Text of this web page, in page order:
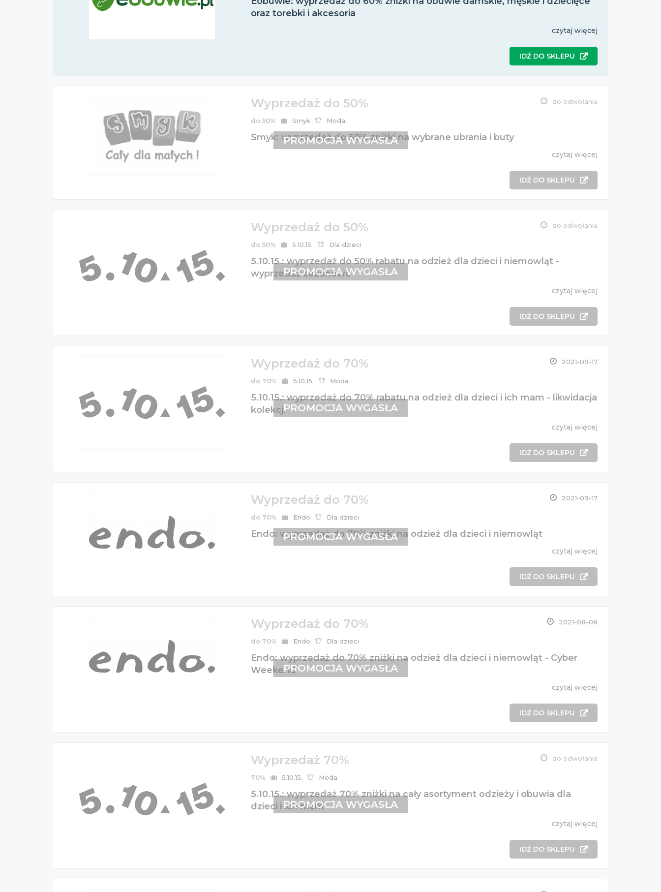
oraz torebki i akcesoria
czytaj więcej
IDŹ DO SKLEPU
Wyprzedaż do 50% do odwołania
do 50% Smyk Moda
Smyk: wyprzedaż do 50% zniżki na wybrane ubrania i buty
czytaj więcej
IDŹ DO SKLEPU
PROMOCJA WYGASŁA
Wyprzedaż do 50% do odwołania
do 50% 5.10.15. Dla dzieci
5.10.15.: wyprzedaż do 50% rabatu na odzież dla dzieci i niemowląt -
wyprzedaż sezonowa
czytaj więcej
IDŹ DO SKLEPU
PROMOCJA WYGASŁA
Wyprzedaż do 70% 2021-09-17
do 70% 5.10.15. Moda
5.10.15.: wyprzedaż do 70% rabatu na odzież dla dzieci i ich mam - likwidacja
kolekcji
czytaj więcej
IDŹ DO SKLEPU
PROMOCJA WYGASŁA
Wyprzedaż do 70% 2021-09-17
do 70% Endo Dla dzieci
Endo: wyprzedaż do 70% zniżki na odzież dla dzieci i niemowląt
czytaj więcej
IDŹ DO SKLEPU
PROMOCJA WYGASŁA
Wyprzedaż do 70% 2021-08-08
do 70% Endo Dla dzieci
Endo: wyprzedaż do 70% zniżki na odzież dla dzieci i niemowląt - Cyber
Weekend
czytaj więcej
IDŹ DO SKLEPU
PROMOCJA WYGASŁA
Wyprzedaż 70% do odwołania
70% 5.10.15. Moda
5.10.15.: wyprzedaż 70% zniżki na cały asortyment odzieży i obuwia dla
dzieci i ich mam
czytaj więcej
IDŹ DO SKLEPU
PROMOCJA WYGASŁA